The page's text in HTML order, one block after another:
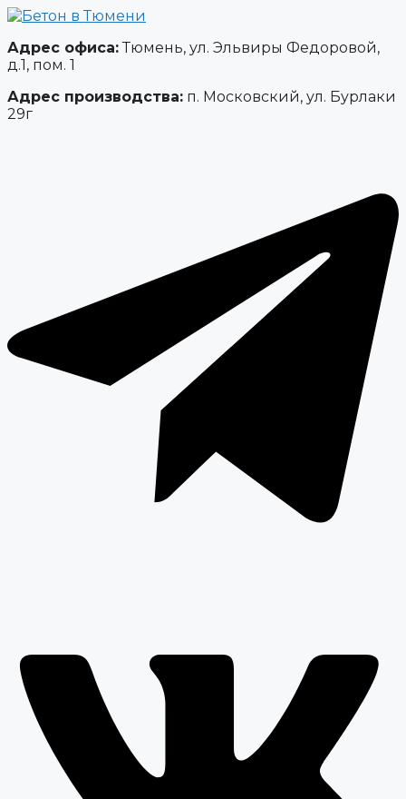
Адрес офиса:Тюмень, ул. Эльвиры Федоровой,
д.1, пом. 1
Адрес производства: п. Московский, ул. Бурлаки
29г